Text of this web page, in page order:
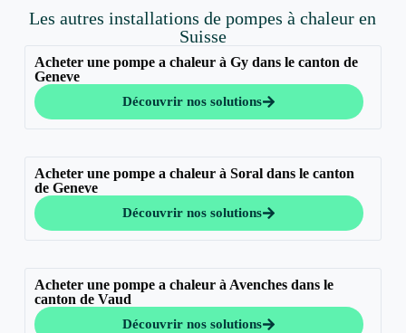
Les autres installations de pompes à chaleur en
Suisse
Acheter une pompe a chaleur à Gy dans le canton de
Geneve
Découvrir nos solutions
Acheter une pompe a chaleur à Soral dans le canton
de Geneve
Découvrir nos solutions
Acheter une pompe a chaleur à Avenches dans le
canton de Vaud
Découvrir nos solutions